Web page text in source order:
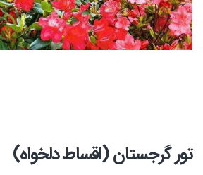
تور گرجستان (اقساط دلخواه)